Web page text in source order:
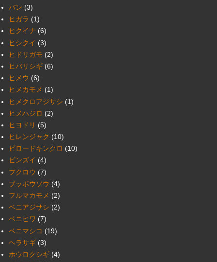
バン (3)
ヒガラ (1)
ヒクイナ (6)
ヒシクイ (3)
ヒドリガモ (2)
ヒバリシギ (6)
ヒメウ (6)
ヒメカモメ (1)
ヒメクロアジサシ (1)
ヒメハジロ (2)
ヒヨドリ (5)
ヒレンジャク (10)
ビロードキンクロ (10)
ビンズイ (4)
フクロウ (7)
ブッポウソウ (4)
フルマカモメ (2)
ベニアジサシ (2)
ベニヒワ (7)
ベニマシコ (19)
ヘラサギ (3)
ホウロクシギ (4)